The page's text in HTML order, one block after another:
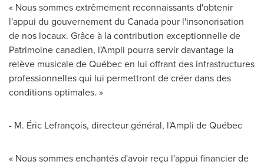
« Nous sommes extrêmement reconnaissants d'obtenir
l'appui du gouvernement du Canada pour l'insonorisation
de nos locaux. Grâce à la contribution exceptionnelle de
Patrimoine canadien, l'Ampli pourra servir davantage la
relève musicale de Québec en lui offrant des infrastructures
professionnelles qui lui permettront de créer dans des
conditions optimales. »
- M. Éric Lefrançois, directeur général, l'Ampli de Québec
« Nous sommes enchantés d'avoir reçu l'appui financier de